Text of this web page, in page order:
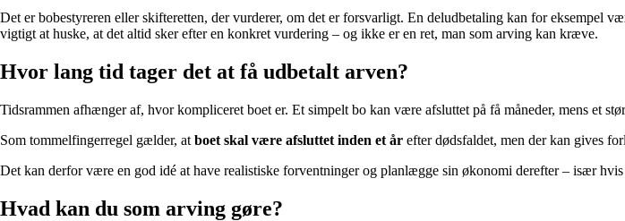
Det er bobestyreren eller skifteretten, der vurderer, om det er forsvarligt. En deludbetaling kan for eksempel
vigtigt at huske, at det altid sker efter en konkret vurdering – og ikke er en ret, man som arving kan kræve.
Hvor lang tid tager det at få udbetalt arven?
Tidsrammen afhænger af, hvor kompliceret boet er. Et simpelt bo kan være afsluttet på få måneder, mens et
Som tommelfingerregel gælder, at boet skal være afsluttet inden et år efter dødsfaldet, men der kan gives
Det kan derfor være en god idé at have realistiske forventninger og planlægge sin økonomi derefter – især
Hvad kan du som arving gøre?